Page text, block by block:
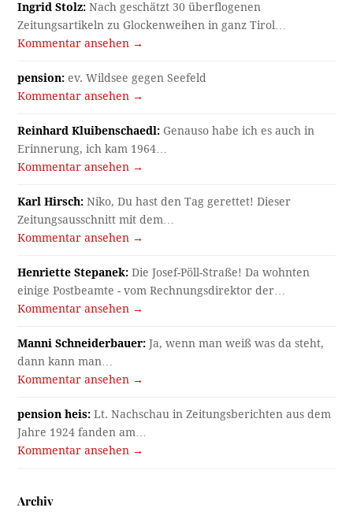
Ingrid Stolz: Nach geschätzt 30 überflogenen
Zeitungsartikeln zu Glockenweihen in ganz Tirol…
Kommentar ansehen →
pension: ev. Wildsee gegen Seefeld
Kommentar ansehen →
Reinhard Kluibenschaedl: Genauso habe ich es auch in
Erinnerung, ich kam 1964…
Kommentar ansehen →
Karl Hirsch: Niko, Du hast den Tag gerettet! Dieser
Zeitungsausschnitt mit dem…
Kommentar ansehen →
Henriette Stepanek: Die Josef-Pöll-Straße! Da wohnten
einige Postbeamte - vom Rechnungsdirektor der…
Kommentar ansehen →
Manni Schneiderbauer: Ja, wenn man weiß was da steht,
dann kann man…
Kommentar ansehen →
pension heis: Lt. Nachschau in Zeitungsberichten aus dem
Jahre 1924 fanden am…
Kommentar ansehen →
Archiv